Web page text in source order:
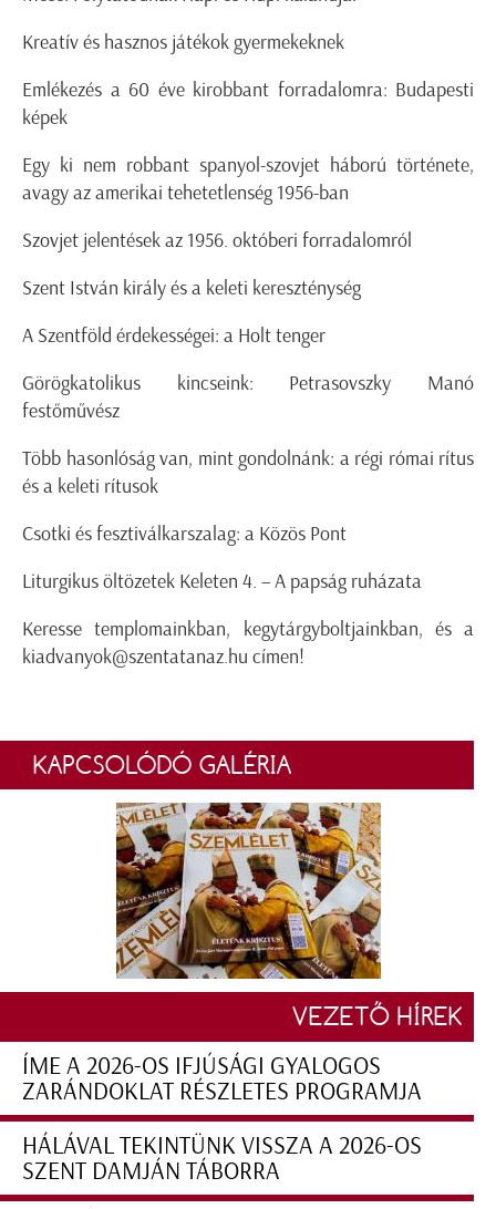
Kreatív és hasznos játékok gyermekeknek
Emlékezés a 60 éve kirobbant forradalomra: Budapesti
képek
Egy ki nem robbant spanyol-szovjet háború története,
avagy az amerikai tehetetlenség 1956-ban
Szovjet jelentések az 1956. októberi forradalomról
Szent István király és a keleti kereszténység
A Szentföld érdekességei: a Holt tenger
Görögkatolikus kincseink: Petrasovszky Manó
festőművész
Több hasonlóság van, mint gondolnánk: a régi római rítus
és a keleti rítusok
Csotki és fesztiválkarszalag: a Közös Pont
Liturgikus öltözetek Keleten 4. – A papság ruházata
Keresse templomainkban, kegytárgyboltjainkban, és a
kiadvanyok@szentatanaz.hu címen!
KAPCSOLÓDÓ GALÉRIA
VEZETŐ HÍREK
ÍME A 2026-OS IFJÚSÁGI GYALOGOS
ZARÁNDOKLAT RÉSZLETES PROGRAMJA
HÁLÁVAL TEKINTÜNK VISSZA A 2026-OS
SZENT DAMJÁN TÁBORRA